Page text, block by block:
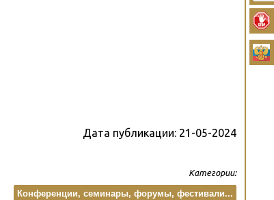
Дата публикации: 21-05-2024
Категории:
Конференции, семинары, форумы, фестивали...